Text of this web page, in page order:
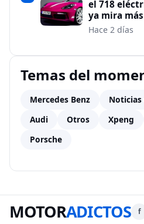
el 718
ya mira
Hace 2 días
Temas del
Mercedes Benz
Audi
Otros Xpeng
Porsche
MOTORADICTOS f